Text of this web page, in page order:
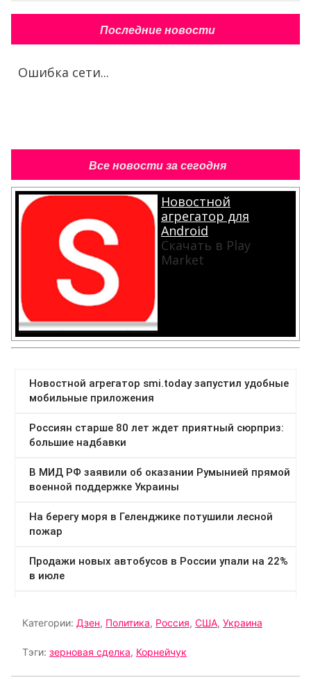
Последние новости
Ошибка сети...
Все новости за сегодня
Новостной
агрегатор для
Android
Скачать в Play
Market
Категории: Дзен, Политика, Россия, США, Украина
Тэги: зерновая сделка, Корнейчук